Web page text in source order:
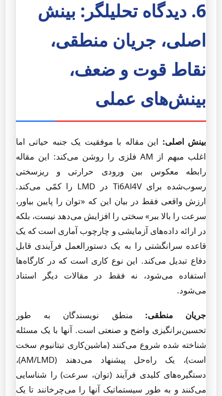
6. دیدگاه تحلیلگر: بینش
اصلی، جریان منطقی،
نقاط قوت و ضعف،
بینش‌های عملی
بینش اصلی: این مقاله با موفقیت یک جنبه حیاتی اما
اغلب مبهم از AM فلزی را روشن می‌کند: این مقاله
رابطه معکوس بین ورودی حرارتی و ریزسختی
رسوب‌شده برای Ti6Al4V در LMD را کمّی می‌کند.
ارزش واقعی فقط در بیان این که «توان را پایین بیاور،
سرعت را بالا ببر» سختی را افزایش می‌دهد نیست، بلکه
در ارائه داده‌های آزمایشی و چارچوب آماری است که یک
قاعده سرانگشتی را به یک دستورالعمل فرآیندی قابل
دفاع تبدیل می‌کند. این نوع کاری است که در کارگاه‌ها
استفاده می‌شود، نه فقط در مقالات دیگر استناد
می‌شود.
جریان منطقی: منطق نویسندگان به طور
تحسین‌برانگیزی واضح و صنعتی است. آنها با یک مسئله
شناخته شده شروع می‌کنند (ماشین‌کاری تیتانیوم سخت
است)، یک راه‌حل پیشنهاد می‌دهند (AM/LMD)،
دستگیره‌های کلیدی فرآیند (توان، سرعت) را شناسایی
می‌کنند و به طور سیستماتیک آنها را می‌چرخانند تا یک